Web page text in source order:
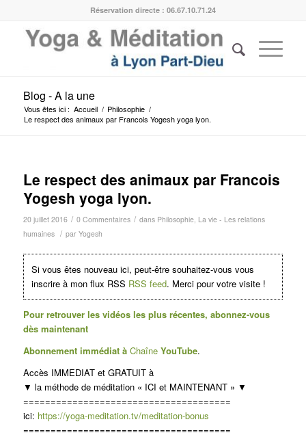
Réservation directe : 06.67.10.71.24
Blog - A la une
Vous êtes ici : Accueil / Philosophie /
Le respect des animaux par Francois Yogesh yoga lyon.
Le respect des animaux par Francois
Yogesh yoga lyon.
20 juillet 2016 / 0 Commentaires / dans Philosophie, La vie - Les relations
humaines / par Yogesh
Si vous êtes nouveau ici, peut-être souhaitez-vous vous
inscrire à mon flux RSS RSS feed. Merci pour votre visite !
Pour retrouver les vidéos les plus récentes, abonnez-vous
dès maintenant
Abonnement immédiat à Chaîne YouTube.
Accès IMMEDIAT et GRATUIT à
▼ la méthode de méditation « ICI et MAINTENANT » ▼
======================================
ici: https://yoga-meditation.tv/meditation-bonus
======================================